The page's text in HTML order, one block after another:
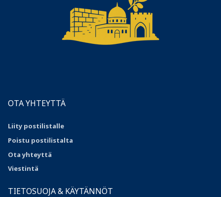
OTA YHTEYTTÄ
Liity postilistalle
Poistu postilistalta
Ota yhteyttä
Viestintä
TIETOSUOJA & KÄYTÄNNÖT